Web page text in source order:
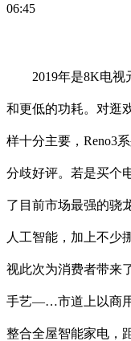
06:45
2019年是8K电视
和更低的功耗。对逛
样十分主要，Reno3
分歧好评。若是买个
了目前市场最强的骁
人工智能，加上不少
视此次为消费者带来
手艺—…市道上以商
整合全屋智能家电，